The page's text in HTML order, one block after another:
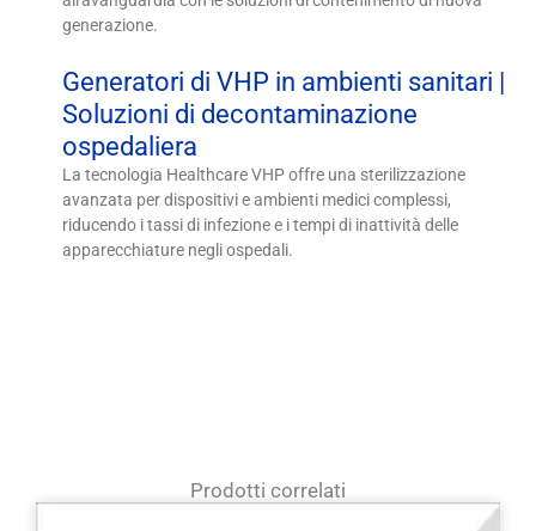
generazione.
Generatori di VHP in ambienti sanitari |
Soluzioni di decontaminazione
ospedaliera
La tecnologia Healthcare VHP offre una sterilizzazione
avanzata per dispositivi e ambienti medici complessi,
riducendo i tassi di infezione e i tempi di inattività delle
apparecchiature negli ospedali.
Prodotti correlati